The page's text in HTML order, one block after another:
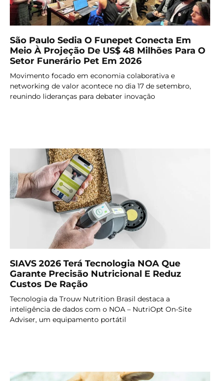
São Paulo Sedia O Funepet Conecta Em
Meio À Projeção De US$ 48 Milhões Para O
Setor Funerário Pet Em 2026
Movimento focado em economia colaborativa e
networking de valor acontece no dia 17 de setembro,
reunindo lideranças para debater inovação
SIAVS 2026 Terá Tecnologia NOA Que
Garante Precisão Nutricional E Reduz
Custos De Ração
Tecnologia da Trouw Nutrition Brasil destaca a
inteligência de dados com o NOA – NutriOpt On-Site
Adviser, um equipamento portátil